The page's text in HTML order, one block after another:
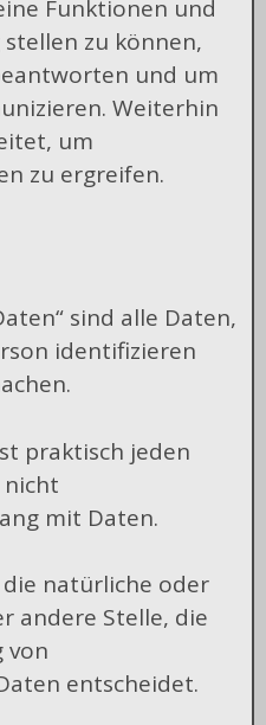
Funktionen und
zu können,
und um
Weiterhin
um
zu ergreifen.
sind alle Daten,
identifizieren
praktisch jeden
mit Daten.
natürliche oder
andere Stelle, die
von
entscheidet.